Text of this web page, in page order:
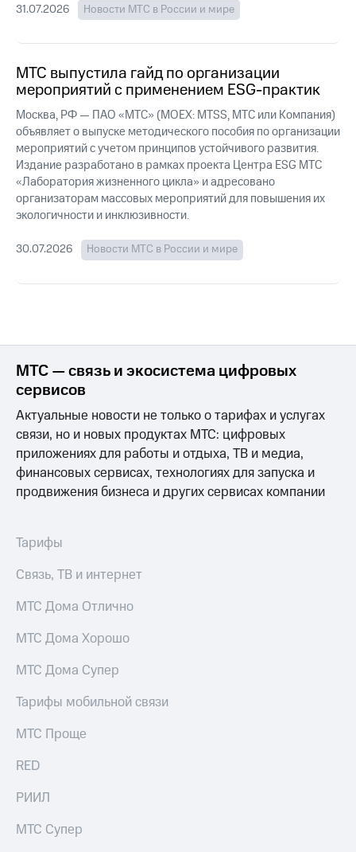
Регистратор
Контакты
развитие
деловая этика
На главную
31.07.2026 Новости МТС в России и мире
МТС выпустила гайд по организации
мероприятий с применением ESG-практик
Москва, РФ — ПАО «МТС» (MOEX: MTSS, МТС или Компания)
объявляет о выпуске методического пособия по организации
мероприятий с учетом принципов устойчивого развития.
Издание разработано в рамках проекта Центра ESG МТС
«Лаборатория жизненного цикла» и адресовано
организаторам массовых мероприятий для повышения их
экологичности и инклюзивности.
30.07.2026 Новости МТС в России и мире
МТС — связь и экосистема цифровых
сервисов
Актуальные новости не только о тарифах и услугах
связи, но и новых продуктах МТС: цифровых
приложениях для работы и отдыха, ТВ и медиа,
финансовых сервисах, технологиях для запуска и
продвижения бизнеса и других сервисах компании
Тарифы
Связь, ТВ и интернет
МТС Дома Отлично
МТС Дома Хорошо
МТС Дома Супер
Тарифы мобильной связи
МТС Проще
RED
РИИЛ
МТС Супер